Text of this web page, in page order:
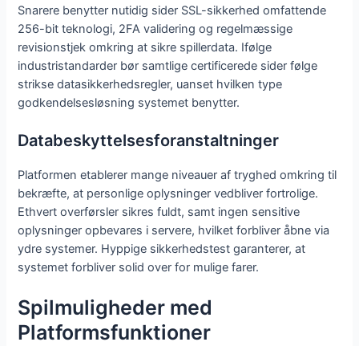
Snarere benytter nutidig sider SSL-sikkerhed omfattende
256-bit teknologi, 2FA validering og regelmæssige
revisionstjek omkring at sikre spillerdata. Ifølge
industristandarder bør samtlige certificerede sider følge
strikse datasikkerhedsregler, uanset hvilken type
godkendelsesløsning systemet benytter.
Databeskyttelsesforanstaltninger
Platformen etablerer mange niveauer af tryghed omkring til
bekræfte, at personlige oplysninger vedbliver fortrolige.
Ethvert overførsler sikres fuldt, samt ingen sensitive
oplysninger opbevares i servere, hvilket forbliver åbne via
ydre systemer. Hyppige sikkerhedstest garanterer, at
systemet forbliver solid over for mulige farer.
Spilmuligheder med
Platformsfunktioner